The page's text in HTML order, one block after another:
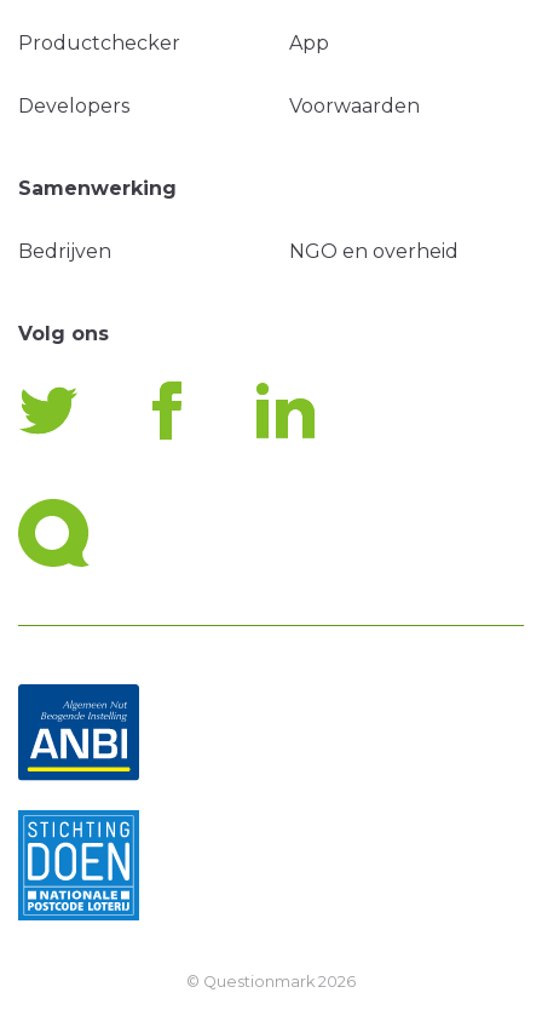
Productchecker App
Developers Voorwaarden
Samenwerking
Bedrijven NGO en overheid
Volg ons
© Questionmark 2026